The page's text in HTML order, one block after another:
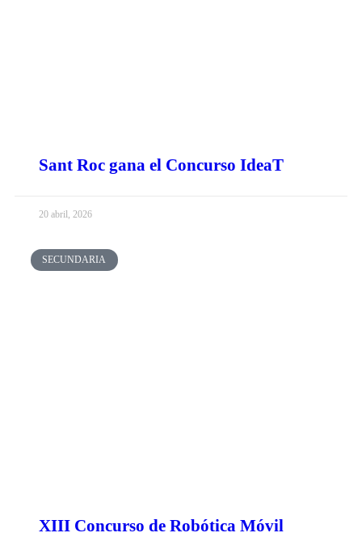
Sant Roc gana el Concurso IdeaT
20 abril, 2026
SECUNDARIA
XIII Concurso de Robótica Móvil